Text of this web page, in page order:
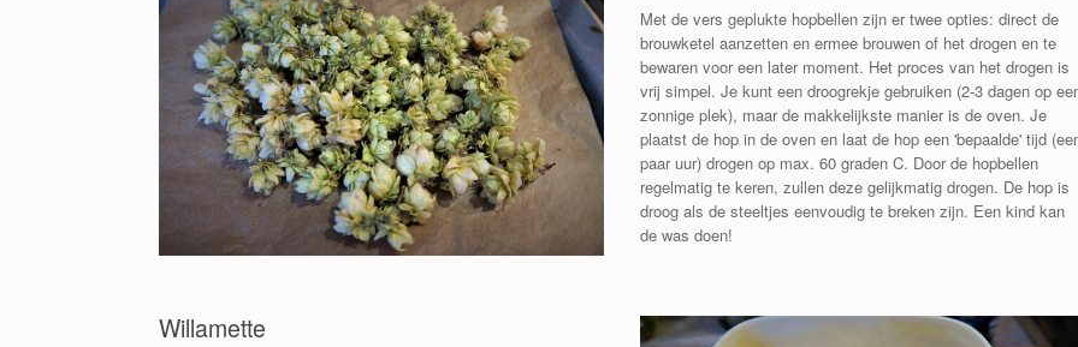
Met de vers geplukte hopbellen zijn er twee opties: direct de
brouwketel aanzetten en ermee brouwen of het drogen en te
bewaren voor een later moment. Het proces van het drogen is
vrij simpel. Je kunt een droogrekje gebruiken (2-3 dagen op
zonnige plek), maar de makkelijkste manier is de oven. Je
plaatst de hop in de oven en laat de hop een 'bepaalde' tijd
paar uur) drogen op max. 60 graden C. Door de hopbellen
regelmatig te keren, zullen deze gelijkmatig drogen. De hop is
droog als de steeltjes eenvoudig te breken zijn. Een kind kan
de was doen!
Willamette